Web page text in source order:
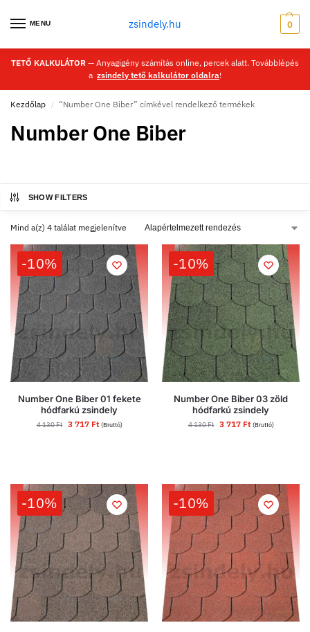
MENU zsindely.hu 0
TETŐ KALKULÁTOR — Anyagigény számítás online, percek alatt. Továbblépés
a zsindely tető kalkulátor oldalra!
Kezdőlap / “Number One Biber” címkével rendelkező termékek
Number One Biber
SHOW FILTERS
Mind a(z) 4 találat megjelenítve
-10%
Number One Biber 01 fekete
hódfarkú zsindely
4 130Ft 3 717 Ft (Bruttó)
-10%
Number One Biber 03 zöld
hódfarkú zsindely
4 130Ft 3 717 Ft (Bruttó)
-10% -10%